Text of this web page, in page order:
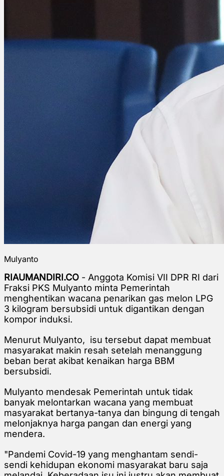
Mulyanto
RIAUMANDIRI.CO - Anggota Komisi VII DPR RI dari
Fraksi PKS Mulyanto minta Pemerintah
menghentikan wacana penarikan gas melon LPG
3 kilogram bersubsidi untuk digantikan dengan
kompor induksi.
Menurut Mulyanto, isu tersebut dapat membuat
masyarakat makin resah setelah menanggung
beban berat akibat kenaikan harga BBM
bersubsidi.
Mulyanto mendesak Pemerintah untuk tidak
banyak melontarkan wacana yang membuat
masyarakat bertanya-tanya dan bingung di tengah
melonjaknya harga pangan dan energi yang
mendera.
"Pandemi Covid-19 yang menghantam sendi-
sendi kehidupan ekonomi masyarakat baru saja